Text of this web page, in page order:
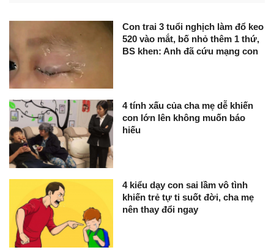
Con trai 3 tuổi nghịch làm đổ keo
520 vào mắt, bố nhỏ thêm 1 thứ,
BS khen: Anh đã cứu mạng con
4 tính xấu của cha mẹ dễ khiến
con lớn lên không muốn báo
hiếu
4 kiểu dạy con sai lầm vô tình
khiến trẻ tự ti suốt đời, cha mẹ
nên thay đổi ngay